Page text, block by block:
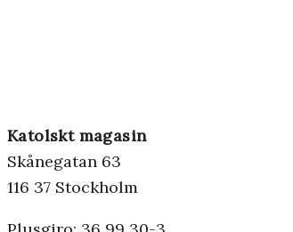
Katolskt magasin
Skånegatan 63
116 37 Stockholm